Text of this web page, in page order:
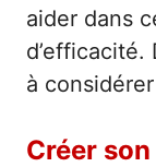
aider dans
à considérer
Créer